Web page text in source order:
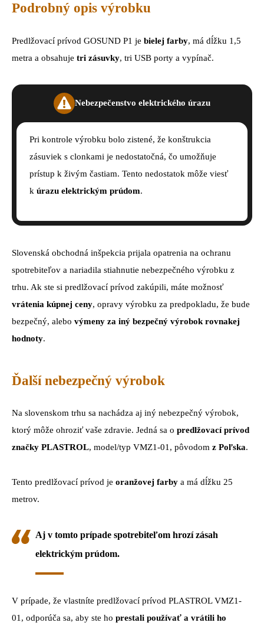
Podrobný opis výrobku
Predlžovací prívod GOSUND P1 je bielej farby, má dĺžku 1,5
metra a obsahuje tri zásuvky, tri USB porty a vypínač.
Nebezpečenstvo elektrického úrazu
Pri kontrole výrobku bolo zistené, že konštrukcia
zásuviek s clonkami je nedostatočná, čo umožňuje
prístup k živým častiam. Tento nedostatok môže viesť
k úrazu elektrickým prúdom.
Slovenská obchodná inšpekcia prijala opatrenia na ochranu
spotrebiteľov a nariadila stiahnutie nebezpečného výrobku z
trhu. Ak ste si predlžovací prívod zakúpili, máte možnosť
vrátenia kúpnej ceny, opravy výrobku za predpokladu, že bude
bezpečný, alebo výmeny za iný bezpečný výrobok rovnakej
hodnoty.
Ďalší nebezpečný výrobok
Na slovenskom trhu sa nachádza aj iný nebezpečný výrobok,
ktorý môže ohroziť vaše zdravie. Jedná sa o predlžovací prívod
značky PLASTROL, model/typ VMZ1-01, pôvodom z Poľska.
Tento predlžovací prívod je oranžovej farby a má dĺžku 25
metrov.
Aj v tomto prípade spotrebiteľom hrozízásah
elektrickým prúdom.
V prípade, že vlastníte predlžovací prívod PLASTROL VMZ1-
01, odporúča sa, aby ste ho prestali používať a vrátili ho